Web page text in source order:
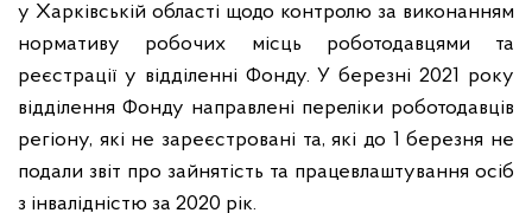
у Харківській області щодо контролю за виконанням
нормативу робочих місць роботодавцями та
реєстрації у відділенні Фонду. У березні 2021 року
відділення Фонду направлені переліки роботодавців
регіону, які не зареєстровані та, які до 1 березня не
подали звіт про зайнятість та працевлаштування осіб
з інвалідністю за 2020 рік.